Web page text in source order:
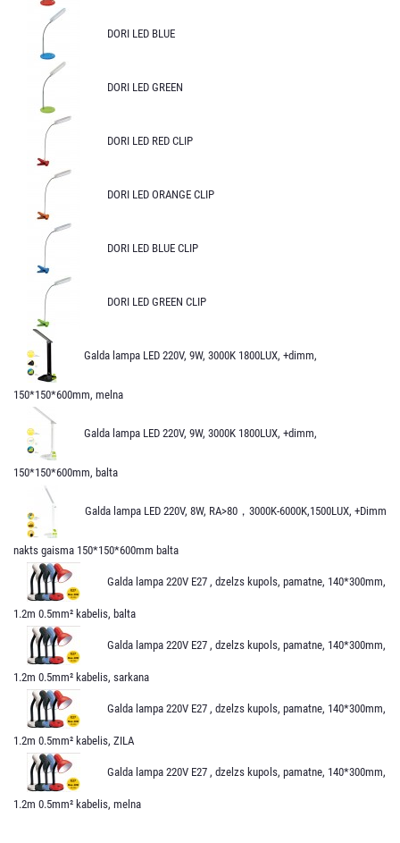
DORI LED BLUE
DORI LED GREEN
DORI LED RED CLIP
DORI LED ORANGE CLIP
DORI LED BLUE CLIP
DORI LED GREEN CLIP
Galda lampa LED 220V, 9W, 3000K 1800LUX, +dimm,
150*150*600mm, melna
Galda lampa LED 220V, 9W, 3000K 1800LUX, +dimm,
150*150*600mm, balta
Galda lampa LED 220V, 8W, RA>80，3000K-6000K,1500LUX, +Dimm
nakts gaisma 150*150*600mm balta
Galda lampa 220V E27 , dzelzs kupols, pamatne, 140*300mm,
1.2m 0.5mm² kabelis, balta
Galda lampa 220V E27 , dzelzs kupols, pamatne, 140*300mm,
1.2m 0.5mm² kabelis, sarkana
Galda lampa 220V E27 , dzelzs kupols, pamatne, 140*300mm,
1.2m 0.5mm² kabelis, ZILA
Galda lampa 220V E27 , dzelzs kupols, pamatne, 140*300mm,
1.2m 0.5mm² kabelis, melna